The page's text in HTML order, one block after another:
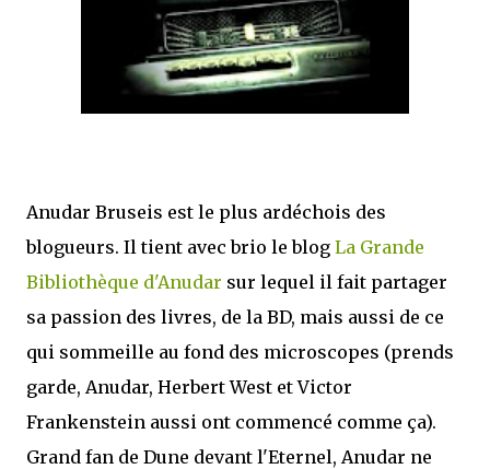
mettre sous tous les yeux. C'est cela...
Anudar Bruseis est le plus ardéchois des
blogueurs. Il tient avec brio le blog La Grande
Bibliothèque d'Anudar sur lequel il fait partager
sa passion des livres, de la BD, mais aussi de ce
qui sommeille au fond des microscopes (prends
garde, Anudar, Herbert West et Victor
Frankenstein aussi ont commencé comme ça).
Grand fan de Dune devant l'Eternel, Anudar ne